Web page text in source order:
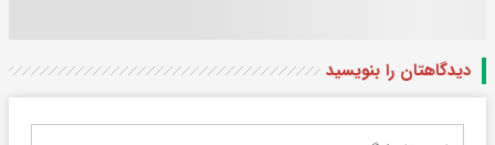
دیدگاهتان را بنویسید